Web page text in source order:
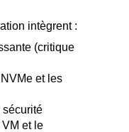
intègrent :
(critique
et les
sécurité
VM et le